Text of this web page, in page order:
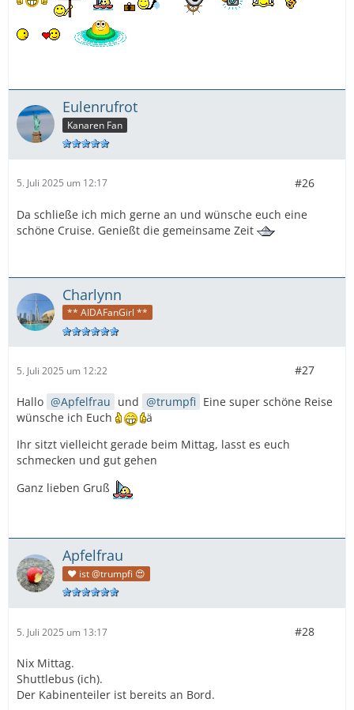
Eulenrufrot
Kanaren Fan
5. Juli 2025 um 12:17 #26
Da schließe ich mich gerne an und wünsche euch eine
schöne Cruise. Genießt die gemeinsame Zeit
Charlynn
** AIDAFanGirl **
5. Juli 2025 um 12:22 #27
Hallo Apfelfrau und trumpfi Eine super schöne Reise
wünsche ich Euch
ä
Ihr sitzt vielleicht gerade beim Mittag, lasst es euch
schmecken und gut gehen
Ganz lieben Gruß
Apfelfrau
❤️ ist @trumpfi 😍
5. Juli 2025 um 13:17 #28
Nix Mittag.
Shuttlebus (ich).
Der Kabinenteiler ist bereits an Bord.